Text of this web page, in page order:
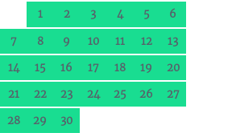
1 2 3 4 5
6
7
8 9 10 11 12
13
14
15 16 17 18 19
20
21
22 23 24 25 26
27
28
29 30